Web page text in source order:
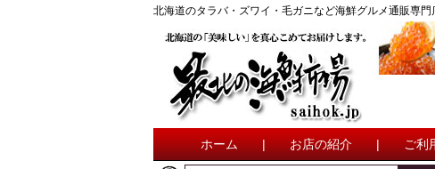
北海道のタラバ・ズワイ・毛ガニなど海鮮グルメ通販専
ホーム | お店の紹介 | ご利